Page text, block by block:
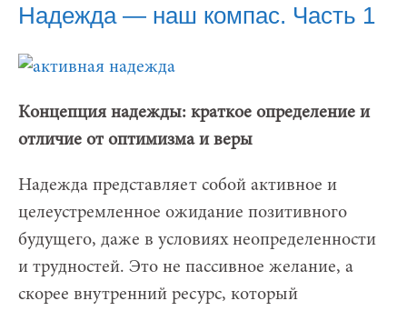
Надежда — наш компас. Часть 1
Концепция надежды: краткое определение и
отличие от оптимизма и веры
Надежда представляет собой активное и
целеустремленное ожидание позитивного
будущего, даже в условиях неопределенности
и трудностей. Это не пассивное желание, а
скорее внутренний ресурс, который